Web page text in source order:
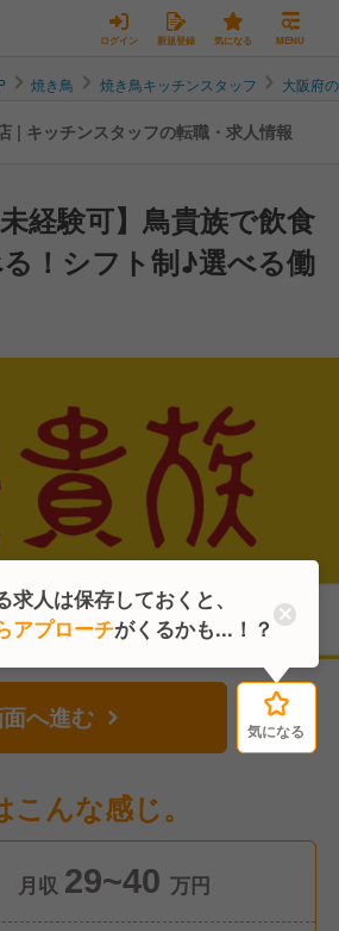
ログイン 新規登録 気になる MENU
焼き鳥 焼き鳥キッチンスタッフ 大阪府
| キッチンスタッフの転職・求人情報
未経験可】鳥貴族で飲食
！シフト制♪選べる働
へ進む 気になる
んな感じ。
月収 29~40 万円
気になる
求人は保存しておくと、
アプローチがくるかも...！？